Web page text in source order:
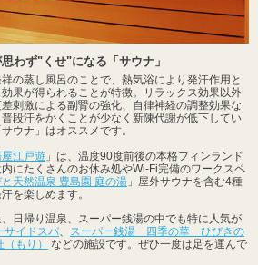
わず"くせ"になる「サウナ」
の蒸し風呂のことで、熱気浴により発汗作用と
果が得られることが特徴。リラックス効果以外
刺激による副腎の強化、自律神経の調整効果な
段汗をかくことが少なく新陳代謝が低下してい
ウナ」はオススメです。
江戸遊 」は、温度90度前後の本格フィンランド
にたくさんのお休み処やWi-Fi完備のワークスペ
天然温泉 豊島園 庭の湯 」屋外サウナを含む4種
を楽しめます。
日帰り温泉、スーパー銭湯の中でも特に人気が
サイドスパ、 スーパー銭湯 四季の華 ひびきの
もり）
などの施設です。ぜひ一度は足を運んで